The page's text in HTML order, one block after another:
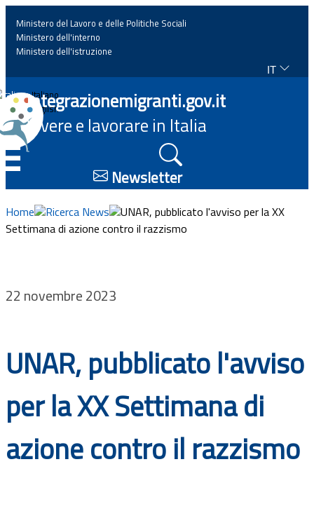
Home
News
Approfondimenti
Eventi
Progetti
Bandi
Guide
Ministero del Lavoro e delle Politiche Sociali
Ministero dell'interno
Ministero dell'istruzione
IT
Italiano
English
Integrazionemigranti.gov.it
Vivere e lavorare in Italia
Newsletter
Home Ricerca News
UNAR, pubblicato l'avviso per la XX
Settimana di azione contro il razzismo
22 novembre 2023
UNAR, pubblicato l'avviso
per la XX Settimana di
azione contro il razzismo